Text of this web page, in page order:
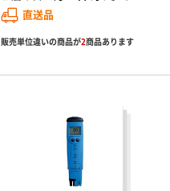
直送品
販売単位違いの商品が2商品あります